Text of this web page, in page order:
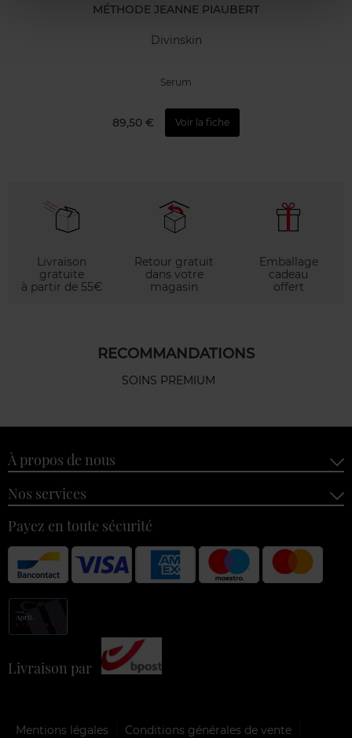
MÉTHODE JEANNE PIAUBERT
Divinskin
Serum
89,50 € Voir la fiche
Livraison
gratuite
à partir de 55€
Retour gratuit
dans votre
magasin
Emballage
cadeau
offert
RECOMMANDATIONS
SOINS PREMIUM
À propos de nous
Nos services
Payez en toute sécurité
Livraison par
Mentions légales Conditions générales de vente